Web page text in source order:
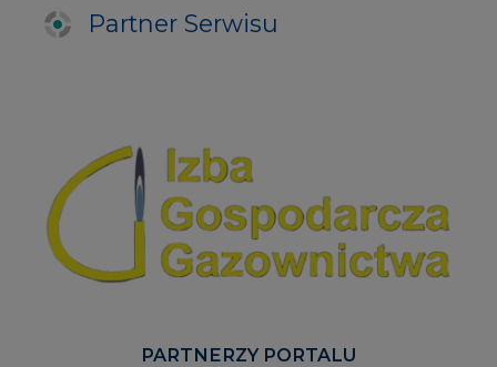
Partner Serwisu
PARTNERZY PORTALU